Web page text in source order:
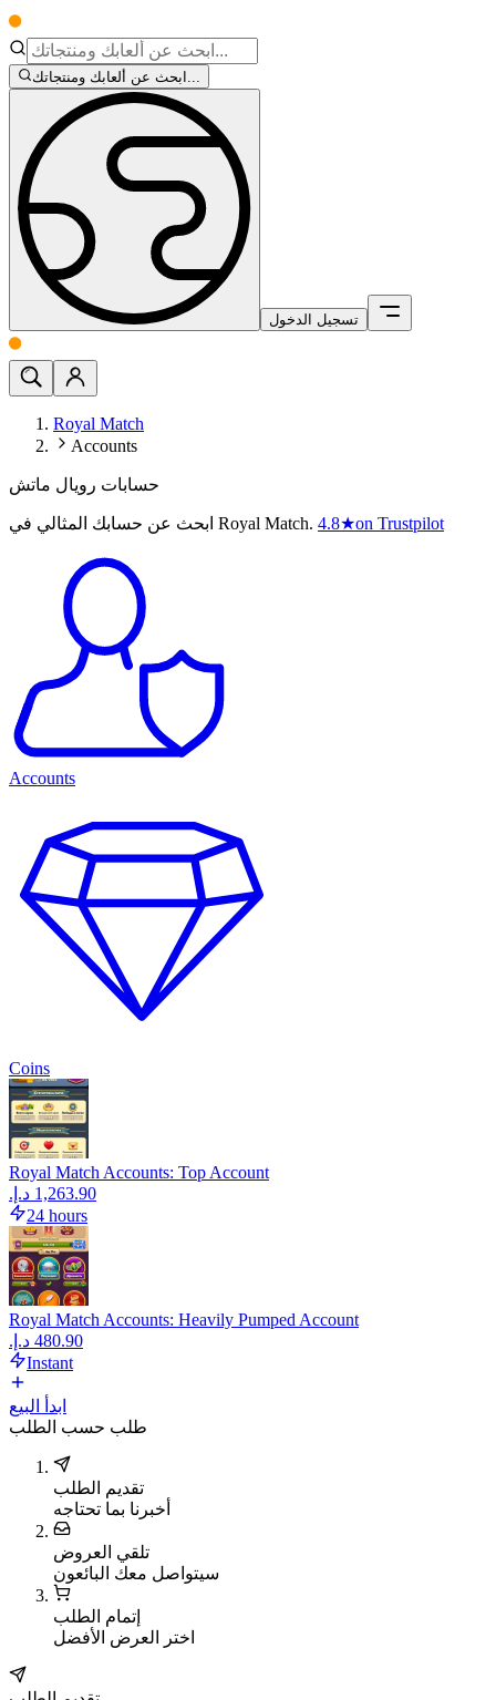
ابحث عن ألعابك ومنتجاتك...
تسجيل الدخول
Royal Match
Accounts
حسابات رويال ماتش
ابحث عن حسابك المثالي في Royal Match. 4.8★on Trustpilot
Accounts
Coins
Royal Match Accounts: Top Account
24 hours
Royal Match Accounts: Heavily Pumped Account
Instant
ابدأ البيع
طلب حسب الطلب
تقديم الطلب
أخبرنا بما تحتاجه
تلقي العروض
سيتواصل معك البائعون
إتمام الطلب
اختر العرض الأفضل